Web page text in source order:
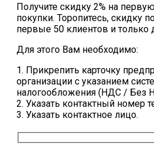
Получите скидку 2% на
покупки. Торопитесь, скидку
первые 50 клиентов и только
Для этого Вам необходимо:
1. Прикрепить карточку
организации с указанием
налогообложения (НДС / Без
2. Указать контактный номер
3. Указать контактное лицо.